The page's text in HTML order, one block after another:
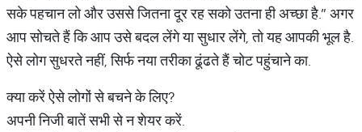
सके पहचान लो और उससे जितना दूर रह सको उतना ही अच्छा है.” अगर
आप सोचते हैं कि आप उसे बदल लेंगे या सुधार लेंगे, तो यह आपकी भूल है.
ऐसे लोग सुधरते नहीं, सिर्फ नया तरीका ढूंढते हैं चोट पहुंचाने का.
क्या करें ऐसे लोगों से बचने के लिए?
अपनी निजी बातें सभी से न शेयर करें.